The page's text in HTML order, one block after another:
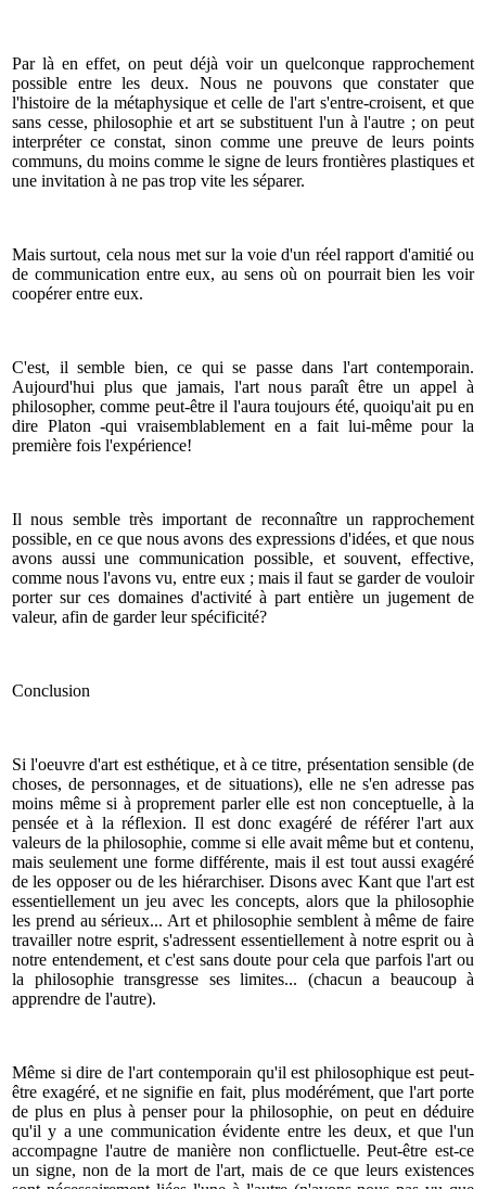
Par là en effet, on peut déjà voir un quelconque rapprochement
possible entre les deux. Nous ne pouvons que constater que
l'histoire de la métaphysique et celle de l'art s'entre-croisent, et que
sans cesse, philosophie et art se substituent l'un à l'autre ; on peut
interpréter ce constat, sinon comme une preuve de leurs points
communs, du moins comme le signe de leurs frontières plastiques et
une invitation à ne pas trop vite les séparer.
Mais surtout, cela nous met sur la voie d'un réel rapport d'amitié ou
de communication entre eux, au sens où on pourrait bien les voir
coopérer entre eux.
C'est, il semble bien, ce qui se passe dans l'art contemporain.
Aujourd'hui plus que jamais, l'art nous paraît être un appel à
philosopher, comme peut-être il l'aura toujours été, quoiqu'ait pu en
dire Platon -qui vraisemblablement en a fait lui-même pour la
première fois l'expérience!
Il nous semble très important de reconnaître un rapprochement
possible, en ce que nous avons des expressions d'idées, et que nous
avons aussi une communication possible, et souvent, effective,
comme nous l'avons vu, entre eux ; mais il faut se garder de vouloir
porter sur ces domaines d'activité à part entière un jugement de
valeur, afin de garder leur spécificité?
Conclusion
Si l'oeuvre d'art est esthétique, et à ce titre, présentation sensible (de
choses, de personnages, et de situations), elle ne s'en adresse pas
moins même si à proprement parler elle est non conceptuelle, à la
pensée et à la réflexion. Il est donc exagéré de référer l'art aux
valeurs de la philosophie, comme si elle avait même but et contenu,
mais seulement une forme différente, mais il est tout aussi exagéré
de les opposer ou de les hiérarchiser. Disons avec Kant que l'art est
essentiellement un jeu avec les concepts, alors que la philosophie
les prend au sérieux... Art et philosophie semblent à même de faire
travailler notre esprit, s'adressent essentiellement à notre esprit ou à
notre entendement, et c'est sans doute pour cela que parfois l'art ou
la philosophie transgresse ses limites... (chacun a beaucoup à
apprendre de l'autre).
Même si dire de l'art contemporain qu'il est philosophique est peut-
être exagéré, et ne signifie en fait, plus modérément, que l'art porte
de plus en plus à penser pour la philosophie, on peut en déduire
qu'il y a une communication évidente entre les deux, et que l'un
accompagne l'autre de manière non conflictuelle. Peut-être est-ce
un signe, non de la mort de l'art, mais de ce que leurs existences